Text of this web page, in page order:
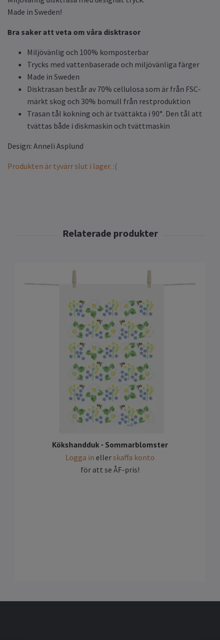
Made in Sweden!
Bra saker att veta om våra disktrasor
Miljövänlig och 100% komposterbar
Trycks med vattenbaserade och miljövänliga färger
Made in Sweden
Disktrasan består av 70% cellulosa som är från FSC-
märkt skog och 30% bomull från restproduktion
Trasan tål kokning och är tvättäkta i 90°. Den tål att
tvättas både i diskmaskin och tvättmaskin
Design: Anneli Asplund
Produkten är tyvärr slut i lager. :(
Kökshandduk - Sommarblomster
Logga in ellerskaffa konto
för att se ÅF-pris!